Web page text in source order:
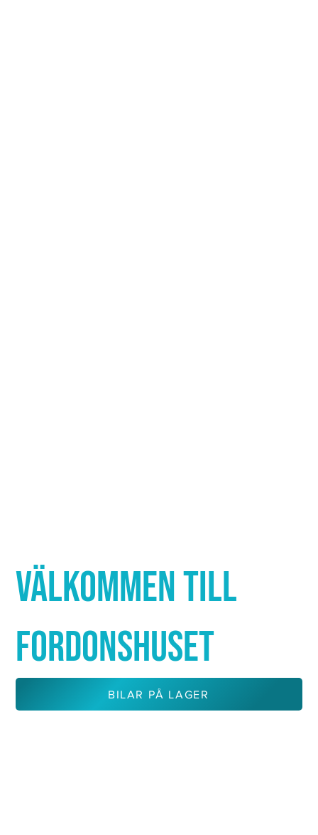
VÄLKOMMEN TILL
FORDONSHUSET
BILAR PÅ LAGER